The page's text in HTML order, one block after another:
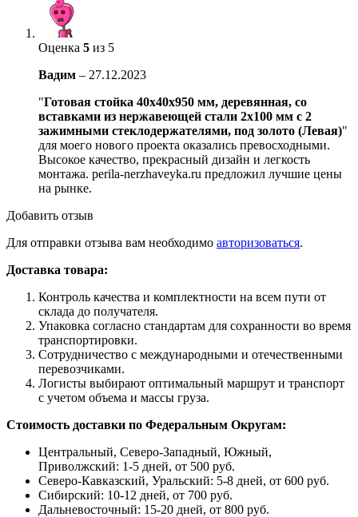
Оценка 5 из 5
Вадим – 27.12.2023
"Готовая стойка 40х40х950 мм, деревянная, со
вставками из нержавеющей стали 2х100 мм с 2
зажимными стеклодержателями, под золото (Левая)"
для моего нового проекта оказались превосходными.
Высокое качество, прекрасный дизайн и легкость
монтажа. perila-nerzhaveyka.ru предложил лучшие цены
на рынке.
Добавить отзыв
Для отправки отзыва вам необходимо авторизоваться.
Доставка товара:
Контроль качества и комплектности на всем пути от
склада до получателя.
Упаковка согласно стандартам для сохранности во время
транспортировки.
Сотрудничество с международными и отечественными
перевозчиками.
Логисты выбирают оптимальный маршрут и транспорт
с учетом объема и массы груза.
Стоимость доставки по Федеральным Округам:
Центральный, Северо-Западный, Южный,
Приволжский: 1-5 дней, от 500 руб.
Северо-Кавказский, Уральский: 5-8 дней, от 600 руб.
Сибирский: 10-12 дней, от 700 руб.
Дальневосточный: 15-20 дней, от 800 руб.